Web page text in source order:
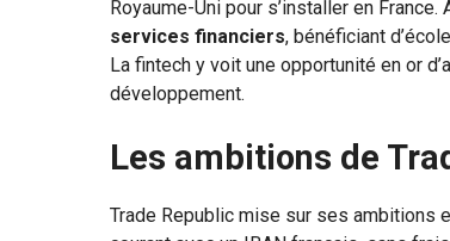
Royaume-Uni pour s’installer en
services financiers, bénéficiant
La fintech y voit une opportunité en or
développement.
Les ambitions de
Trade Republic mise sur ses ambitions